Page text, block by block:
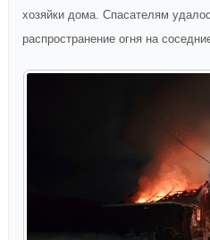
хозяйки дома. Спасателям
распространение огня на